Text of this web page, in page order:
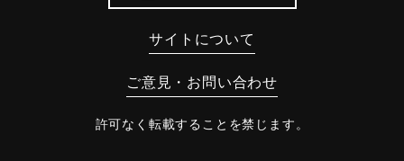
サイトについて
ご意見・お問い合わせ
許可なく転載することを禁じます。